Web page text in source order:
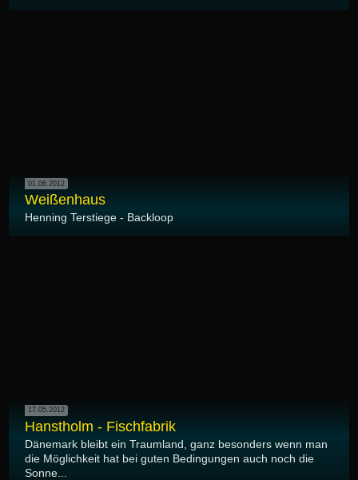
01.06.2012
Weißenhaus
Henning Terstiege - Backloop
17.05.2012
Hanstholm - Fischfabrik
Dänemark bleibt ein Traumland, ganz besonders wenn man
die Möglichkeit hat bei guten Bedingungen auch noch die
Sonne...